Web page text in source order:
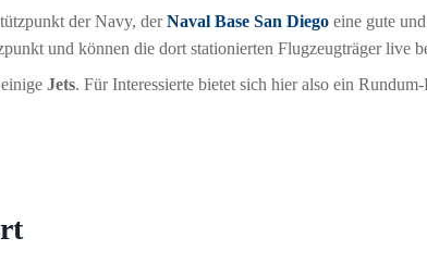
der Navy, derNaval Base San Diego eine gute
und können die dort stationierten Flugzeugträger live
Jets. Für Interessierte bietet sich hier also ein